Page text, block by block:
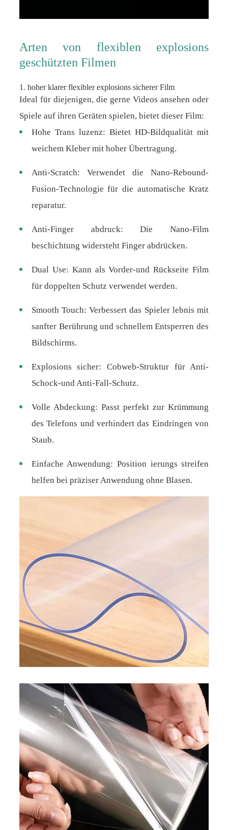
Arten von flexiblen explosions
geschützten Filmen
1. hoher klarer flexibler explosions sicherer Film
Ideal für diejenigen, die gerne Videos ansehen oder
Spiele auf ihren Geräten spielen, bietet dieser Film:
Hohe Trans luzenz: Bietet HD-Bildqualität mit
weichem Kleber mit hoher Übertragung.
Anti-Scratch: Verwendet die Nano-Rebound-
Fusion-Technologie für die automatische Kratz
reparatur.
Anti-Finger abdruck: Die Nano-Film
beschichtung widersteht Finger abdrücken.
Dual Use: Kann als Vorder-und Rückseite Film
für doppelten Schutz verwendet werden.
Smooth Touch: Verbessert das Spieler lebnis mit
sanfter Berührung und schnellem Entsperren des
Bildschirms.
Explosions sicher: Cobweb-Struktur für Anti-
Schock-und Anti-Fall-Schutz.
Volle Abdeckung: Passt perfekt zur Krümmung
des Telefons und verhindert das Eindringen von
Staub.
Einfache Anwendung: Position ierungs streifen
helfen bei präziser Anwendung ohne Blasen.